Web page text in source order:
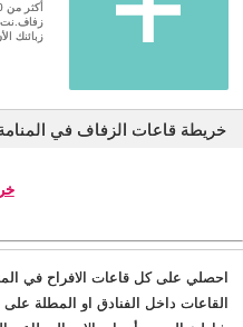
زفاف.نت
زبائنك
خريطة قاعات الزفاف في
القاعات داخل الفنادق او المطلة